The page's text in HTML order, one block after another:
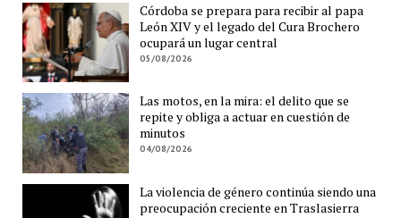
Córdoba se prepara para recibir al papa
León XIV y el legado del Cura Brochero
ocupará un lugar central
05/08/2026
Las motos, en la mira: el delito que se
repite y obliga a actuar en cuestión de
minutos
04/08/2026
La violencia de género continúa siendo una
preocupación creciente en Traslasierra